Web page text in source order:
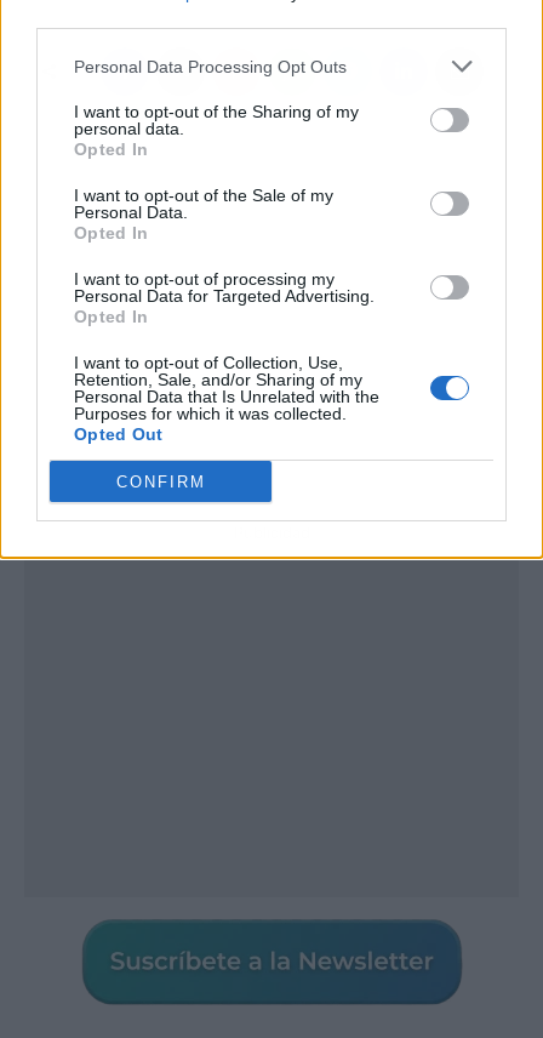
Personal Data Processing Opt Outs
I want to opt-out of the Sharing of my
personal data.
Opted In
I want to opt-out of the Sale of my
Personal Data.
Opted In
I want to opt-out of processing my
Personal Data for Targeted Advertising.
Opted In
I want to opt-out of Collection, Use,
Retention, Sale, and/or Sharing of my
Personal Data that Is Unrelated with the
Purposes for which it was collected.
Opted Out
CONFIRM